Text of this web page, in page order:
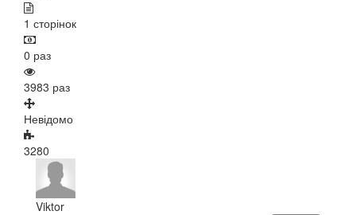
1 сторінок
0 раз
3983 раз
Невідомо
3280
Viktor